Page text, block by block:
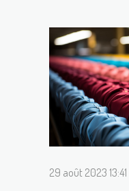
29 août 2023 13:41